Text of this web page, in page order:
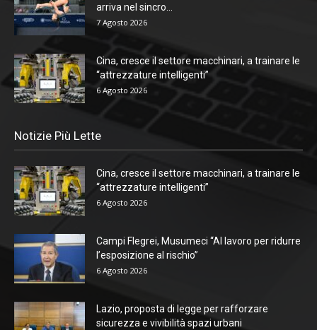
arriva nel sincro...
7 Agosto 2026
Cina, cresce il settore macchinari, a trainare le
“attrezzature intelligenti”
6 Agosto 2026
Notizie Più Lette
Cina, cresce il settore macchinari, a trainare le
“attrezzature intelligenti”
6 Agosto 2026
Campi Flegrei, Musumeci “Al lavoro per ridurre
l’esposizione al rischio”
6 Agosto 2026
Lazio, proposta di legge per rafforzare
sicurezza e vivibilità spazi urbani